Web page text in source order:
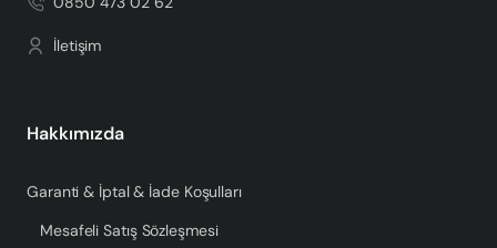
İletişim
Hakkımızda
Garanti & İptal & İade Koşulları
Mesafeli Satış Sözleşmesi